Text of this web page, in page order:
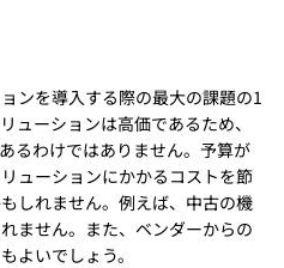
ンを導入する際の最大の課題の1
ューションは高価であるため、
るわけではありません。予算が
ューションにかかるコストを節
しれません。例えば、中古の機
ません。また、ベンダーからの
よいでしょう。